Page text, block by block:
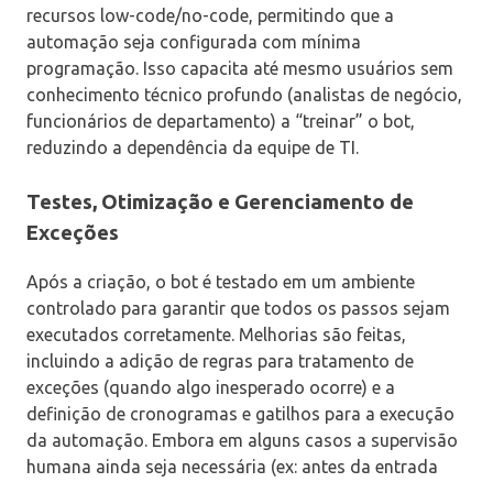
recursos low-code/no-code, permitindo que a
automação seja configurada com mínima
programação. Isso capacita até mesmo usuários sem
conhecimento técnico profundo (analistas de negócio,
funcionários de departamento) a “treinar” o bot,
reduzindo a dependência da equipe de TI.
Testes, Otimização e Gerenciamento de
Exceções
Após a criação, o bot é testado em um ambiente
controlado para garantir que todos os passos sejam
executados corretamente. Melhorias são feitas,
incluindo a adição de regras para tratamento de
exceções (quando algo inesperado ocorre) e a
definição de cronogramas e gatilhos para a execução
da automação. Embora em alguns casos a supervisão
humana ainda seja necessária (ex: antes da entrada